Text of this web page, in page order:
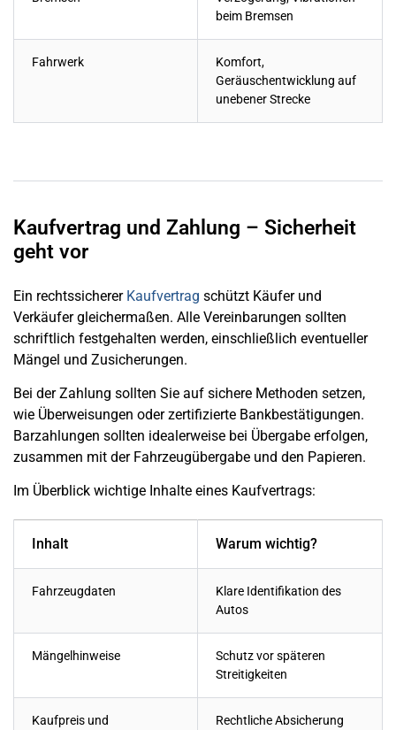
beim Bremsen
Fahrwerk
Komfort,
Geräuschentwicklung auf
unebener Strecke
Kaufvertrag und Zahlung – Sicherheit
geht vor
Ein rechtssicherer Kaufvertrag schützt Käufer und
Verkäufer gleichermaßen. Alle Vereinbarungen sollten
schriftlich festgehalten werden, einschließlich eventueller
Mängel und Zusicherungen.
Bei der Zahlung sollten Sie auf sichere Methoden setzen,
wie Überweisungen oder zertifizierte Bankbestätigungen.
Barzahlungen sollten idealerweise bei Übergabe erfolgen,
zusammen mit der Fahrzeugübergabe und den Papieren.
Im Überblick wichtige Inhalte eines Kaufvertrags:
Inhalt Warum wichtig?
Fahrzeugdaten
Klare Identifikation des
Autos
Mängelhinweise
Schutz vor späteren
Streitigkeiten
Kaufpreis und
Rechtliche Absicherung